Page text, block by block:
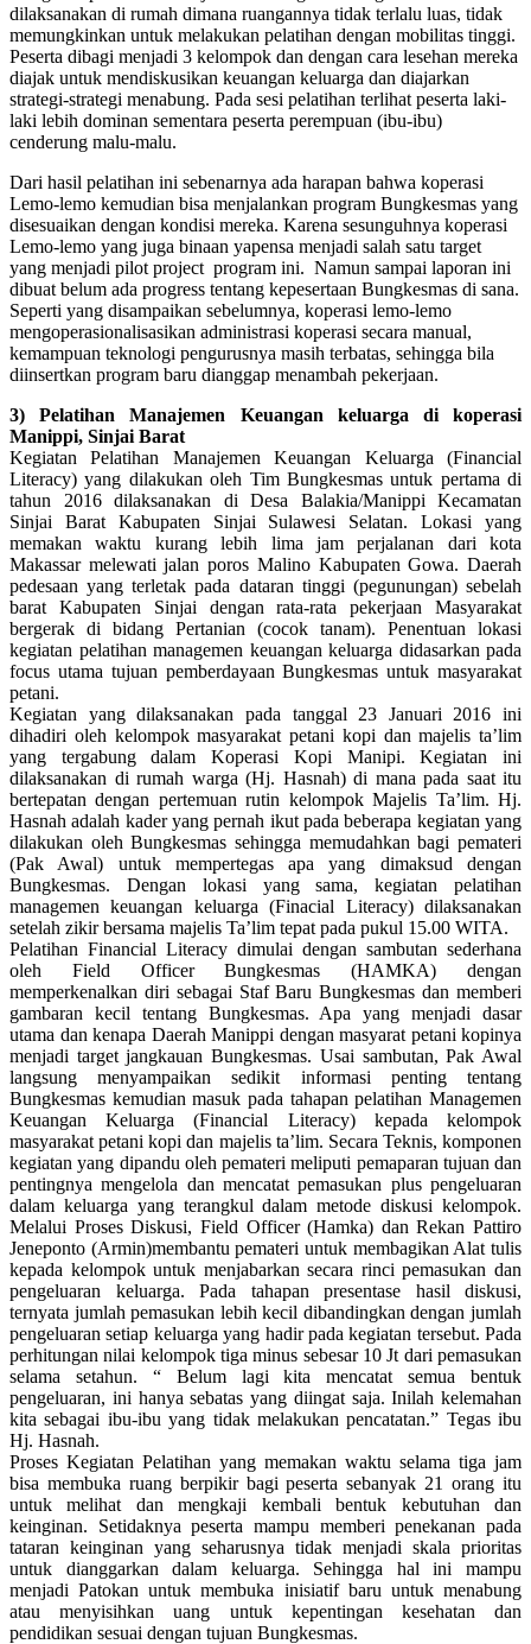
dilaksanakan di rumah dimana ruangannya tidak terlalu luas, tidak
memungkinkan untuk melakukan pelatihan dengan mobilitas tinggi.
Peserta dibagi menjadi 3 kelompok dan dengan cara lesehan mereka
diajak untuk mendiskusikan keuangan keluarga dan diajarkan
strategi-strategi menabung. Pada sesi pelatihan terlihat peserta laki-
laki lebih dominan sementara peserta perempuan (ibu-ibu)
cenderung malu-malu.
Dari hasil pelatihan ini sebenarnya ada harapan bahwa koperasi
Lemo-lemo kemudian bisa menjalankan program Bungkesmas yang
disesuaikan dengan kondisi mereka. Karena sesunguhnya koperasi
Lemo-lemo yang juga binaan yapensa menjadi salah satu target
yang menjadi pilot project program ini. Namun sampai laporan ini
dibuat belum ada progress tentang kepesertaan Bungkesmas di sana.
Seperti yang disampaikan sebelumnya, koperasi lemo-lemo
mengoperasionalisasikan administrasi koperasi secara manual,
kemampuan teknologi pengurusnya masih terbatas, sehingga bila
diinsertkan program baru dianggap menambah pekerjaan.
3) Pelatihan Manajemen Keuangan keluarga di koperasi
Manippi, Sinjai Barat
Kegiatan Pelatihan Manajemen Keuangan Keluarga (Financial
Literacy) yang dilakukan oleh Tim Bungkesmas untuk pertama di
tahun 2016 dilaksanakan di Desa Balakia/Manippi Kecamatan
Sinjai Barat Kabupaten Sinjai Sulawesi Selatan. Lokasi yang
memakan waktu kurang lebih lima jam perjalanan dari kota
Makassar melewati jalan poros Malino Kabupaten Gowa. Daerah
pedesaan yang terletak pada dataran tinggi (pegunungan) sebelah
barat Kabupaten Sinjai dengan rata-rata pekerjaan Masyarakat
bergerak di bidang Pertanian (cocok tanam). Penentuan lokasi
kegiatan pelatihan managemen keuangan keluarga didasarkan pada
focus utama tujuan pemberdayaan Bungkesmas untuk masyarakat
petani.
Kegiatan yang dilaksanakan pada tanggal 23 Januari 2016 ini
dihadiri oleh kelompok masyarakat petani kopi dan majelis ta’lim
yang tergabung dalam Koperasi Kopi Manipi. Kegiatan ini
dilaksanakan di rumah warga (Hj. Hasnah) di mana pada saat itu
bertepatan dengan pertemuan rutin kelompok Majelis Ta’lim. Hj.
Hasnah adalah kader yang pernah ikut pada beberapa kegiatan yang
dilakukan oleh Bungkesmas sehingga memudahkan bagi pemateri
(Pak Awal) untuk mempertegas apa yang dimaksud dengan
Bungkesmas. Dengan lokasi yang sama, kegiatan pelatihan
managemen keuangan keluarga (Finacial Literacy) dilaksanakan
setelah zikir bersama majelis Ta’lim tepat pada pukul 15.00 WITA.
Pelatihan Financial Literacy dimulai dengan sambutan sederhana
oleh Field Officer Bungkesmas (HAMKA) dengan
memperkenalkan diri sebagai Staf Baru Bungkesmas dan memberi
gambaran kecil tentang Bungkesmas. Apa yang menjadi dasar
utama dan kenapa Daerah Manippi dengan masyarat petani kopinya
menjadi target jangkauan Bungkesmas. Usai sambutan, Pak Awal
langsung menyampaikan sedikit informasi penting tentang
Bungkesmas kemudian masuk pada tahapan pelatihan Managemen
Keuangan Keluarga (Financial Literacy) kepada kelompok
masyarakat petani kopi dan majelis ta’lim. Secara Teknis, komponen
kegiatan yang dipandu oleh pemateri meliputi pemaparan tujuan dan
pentingnya mengelola dan mencatat pemasukan plus pengeluaran
dalam keluarga yang terangkul dalam metode diskusi kelompok.
Melalui Proses Diskusi, Field Officer (Hamka) dan Rekan Pattiro
Jeneponto (Armin)membantu pemateri untuk membagikan Alat tulis
kepada kelompok untuk menjabarkan secara rinci pemasukan dan
pengeluaran keluarga. Pada tahapan presentase hasil diskusi,
ternyata jumlah pemasukan lebih kecil dibandingkan dengan jumlah
pengeluaran setiap keluarga yang hadir pada kegiatan tersebut. Pada
perhitungan nilai kelompok tiga minus sebesar 10 Jt dari pemasukan
selama setahun. “ Belum lagi kita mencatat semua bentuk
pengeluaran, ini hanya sebatas yang diingat saja. Inilah kelemahan
kita sebagai ibu-ibu yang tidak melakukan pencatatan.” Tegas ibu
Hj. Hasnah.
Proses Kegiatan Pelatihan yang memakan waktu selama tiga jam
bisa membuka ruang berpikir bagi peserta sebanyak 21 orang itu
untuk melihat dan mengkaji kembali bentuk kebutuhan dan
keinginan. Setidaknya peserta mampu memberi penekanan pada
tataran keinginan yang seharusnya tidak menjadi skala prioritas
untuk dianggarkan dalam keluarga. Sehingga hal ini mampu
menjadi Patokan untuk membuka inisiatif baru untuk menabung
atau menyisihkan uang untuk kepentingan kesehatan dan
pendidikan sesuai dengan tujuan Bungkesmas.